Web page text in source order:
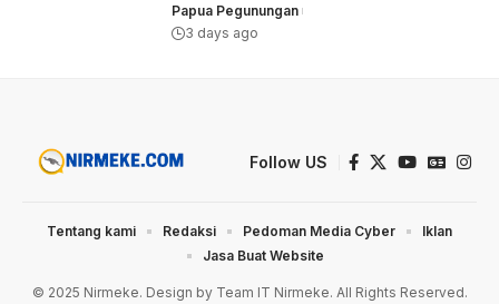
Papua Pegunungan
3 days ago
Follow US
© 2025 Nirmeke. Design by Team IT Nirmeke. All Rights Reserved.
Tentang kami Redaksi Pedoman Media Cyber
Iklan
Jasa Buat Website